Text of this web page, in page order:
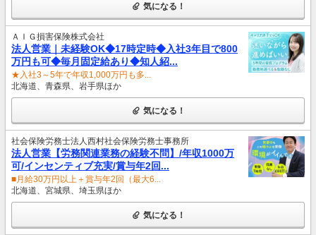
気になる！
ＡＩＧ損害保険株式会社
法人営業｜未経験OK◆17時定時◆入社3年目で800
万円も可◆毎月固定給あり◆知人紹...
★入社3～5年で年収1,000万円も多...
北海道、青森県、岩手県ほか
気になる！
社会保険労務士法人西村社会保険労務士事務所
法人営業【労務関連業務の経験不問】/年収1000万
可/インセンティブ充実/賞与年2回...
■月給30万円以上＋賞与年2回（最大6...
北海道、宮城県、埼玉県ほか
気になる！